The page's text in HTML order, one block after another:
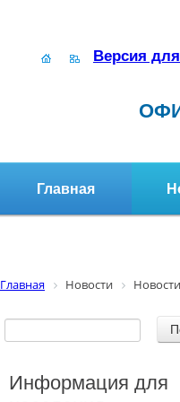
Версия
Главная
Главная Новости Новости
Информация для